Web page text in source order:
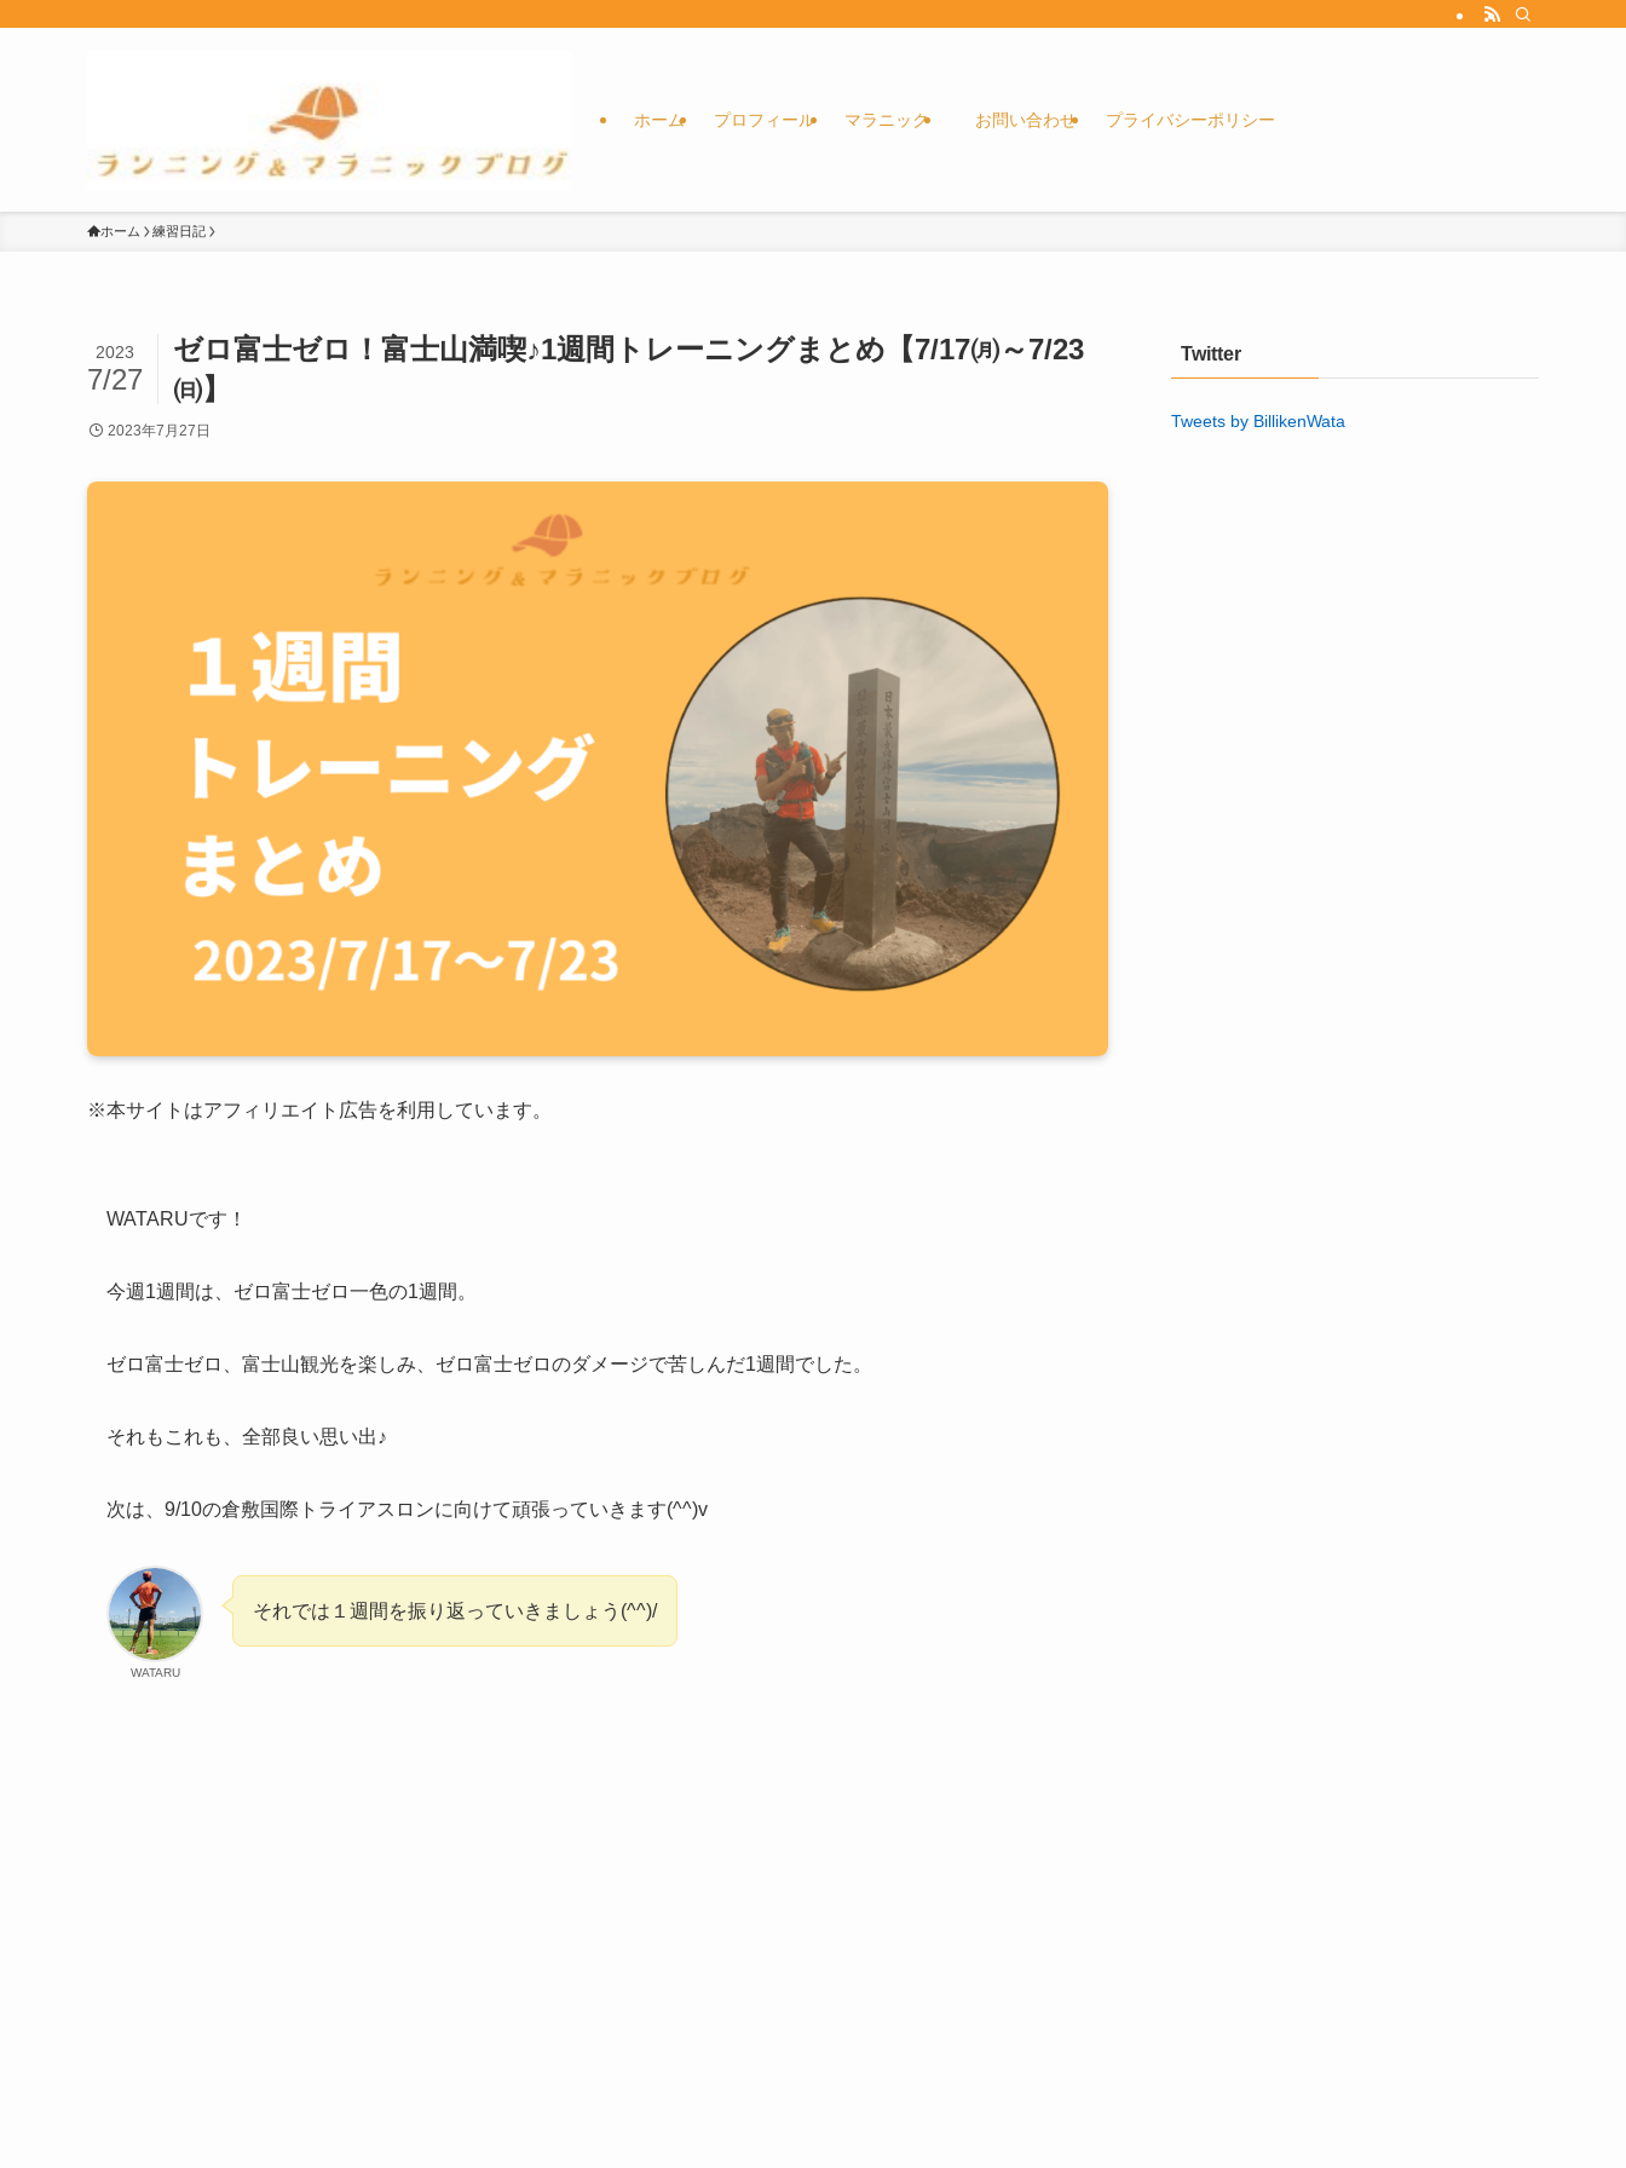
ホーム プロフィール マラニック お問い合わせ プライバシーポリシー
ホーム 練習日記
ゼロ富士ゼロ！富士山満喫♪1週間トレーニングまとめ【7/17㈪～7/23
㈰】
2023
7/27
2023年7月27日
※本サイトはアフィリエイト広告を利用しています。
WATARUです！
今週1週間は、ゼロ富士ゼロ一色の1週間。
ゼロ富士ゼロ、富士山観光を楽しみ、ゼロ富士ゼロのダメージで苦しんだ1週間でした。
それもこれも、全部良い思い出♪
次は、9/10の倉敷国際トライアスロンに向けて頑張っていきます(^^)v
WATARU
それでは１週間を振り返っていきましょう(^^)/
Twitter
Tweets by BillikenWata